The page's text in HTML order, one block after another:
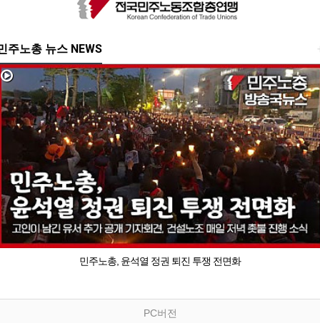
주노총 뉴스 NEWS
민주노총, 윤석열 정권 퇴진 투쟁 전면화
PC버전